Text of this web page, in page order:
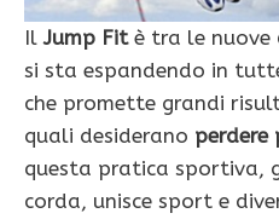
IlJump Fitè tra le nuove
si sta espandendo in
che promette grandi
quali desiderano perdere
questa pratica sportiva,
corda, unisce sport e